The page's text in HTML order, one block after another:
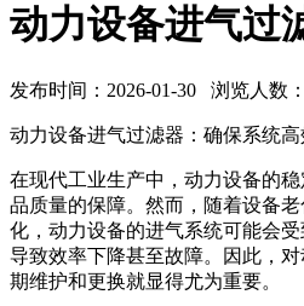
动力设备进气过
发布时间：2026-01-30 浏览人数：
动力设备进气过滤器：确保系统
在现代工业生产中，动力设备的
品质量的保障。然而，随着设备
化，动力设备的进气系统可能会
导致效率下降甚至故障。因此，
期维护和更换就显得尤为重要。